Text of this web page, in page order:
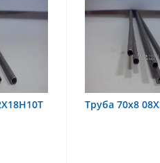
Труба 70х8 08Х22Н6Т